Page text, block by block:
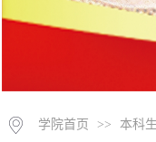
学院首页 >> 本科